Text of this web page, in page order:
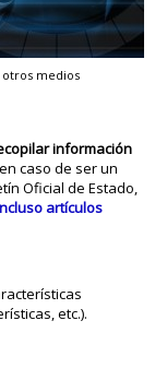
medios
información
caso de ser un
Oficial de Estado,
artículos
etc.).